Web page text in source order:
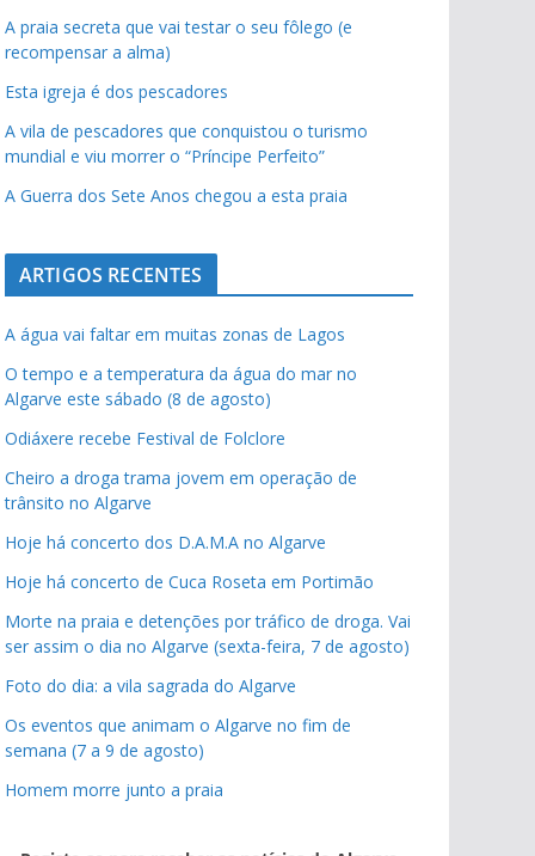
A praia secreta que vai testar o seu fôlego (e
recompensar a alma)
Esta igreja é dos pescadores
A vila de pescadores que conquistou o turismo
mundial e viu morrer o “Príncipe Perfeito”
A Guerra dos Sete Anos chegou a esta praia
ARTIGOS RECENTES
A água vai faltar em muitas zonas de Lagos
O tempo e a temperatura da água do mar no
Algarve este sábado (8 de agosto)
Odiáxere recebe Festival de Folclore
Cheiro a droga trama jovem em operação de
trânsito no Algarve
Hoje há concerto dos D.A.M.A no Algarve
Hoje há concerto de Cuca Roseta em Portimão
Morte na praia e detenções por tráfico de droga. Vai
ser assim o dia no Algarve (sexta-feira, 7 de agosto)
Foto do dia: a vila sagrada do Algarve
Os eventos que animam o Algarve no fim de
semana (7 a 9 de agosto)
Homem morre junto a praia